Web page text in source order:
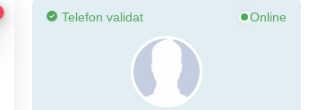
Telefon validat Online